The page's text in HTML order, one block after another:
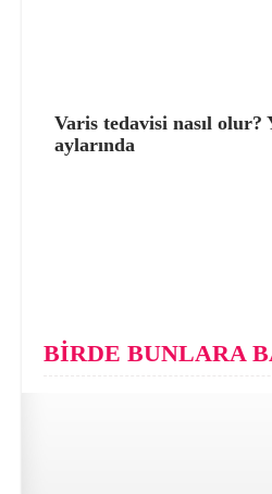
Varis tedavisi nasıl olur?
aylarında
BİRDE BUNLARA